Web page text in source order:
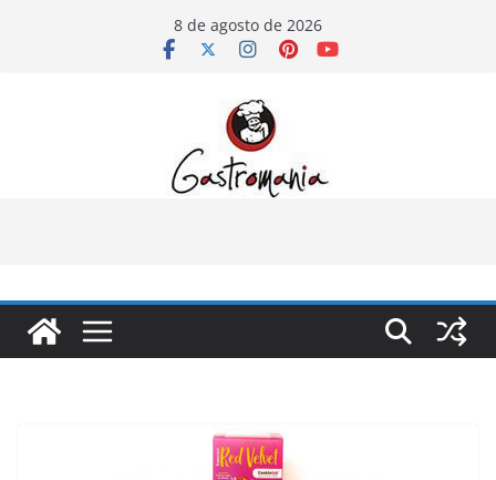
8 de agosto de 2026